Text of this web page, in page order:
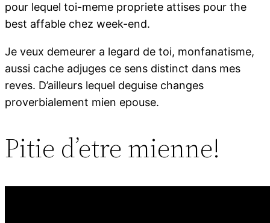
pour lequel toi-meme propriete attises pour the
best affable chez week-end.
Je veux demeurer a legard de toi, monfanatisme,
aussi cache adjuges ce sens distinct dans mes
reves. D’ailleurs lequel deguise changes
proverbialement mien epouse.
Pitie d’etre mienne!